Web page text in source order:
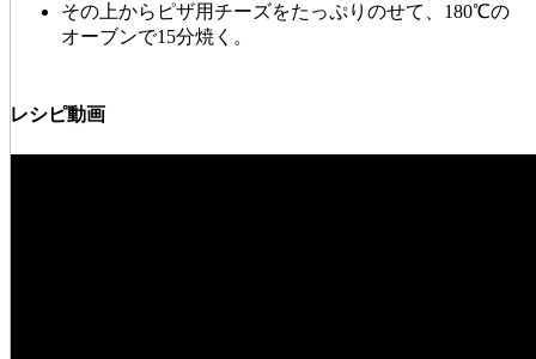
その上からピザ用チーズをたっぷりのせて、180℃の
オーブンで15分焼く。
レシピ動画